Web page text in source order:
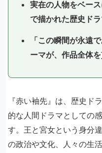
実在の人物をベー
で描かれた歴史ド
「この瞬間が永遠
ーマが、作品全体
『赤い袖先』は、歴史ド
的な人間ドラマとしての
す。王と宮女という身分
の政治や文化、人々の生